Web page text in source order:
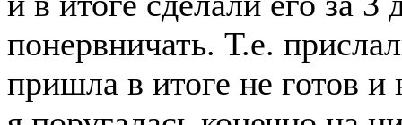
понервничать. Т.е.
пришла в итоге не готов